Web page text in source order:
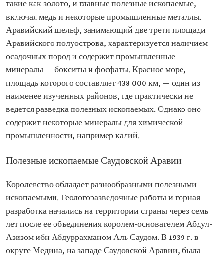
такие как золото, и главные полезные ископаемые,
включая медь и некоторые промышленные металлы.
Аравийский шельф, занимающий две трети площади
Аравийского полуострова, характеризуется наличием
осадочных пород и содержит промышленные
минералы — бокситы и фосфаты. Красное море,
площадь которого составляет 438 000 км, — один из
наименее изученных районов, где практически не
ведется разведка полезных ископаемых. Однако оно
содержит некоторые минералы для химической
промышленности, например калий.
Полезные ископаемые Саудовской Аравии
Королевство обладает разнообразными полезными
ископаемыми. Геологоразведочные работы и горная
разработка начались на территории страны через семь
лет после ее объединения королем-основателем Абдул-
Азизом ибн Абдуррахманом Аль Саудом. В 1939 г. в
округе Медина, на западе Саудовской Аравии, была